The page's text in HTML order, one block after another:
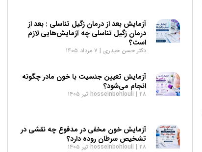
آزمایش بعد از درمان زگیل تناسلی : بعد از
درمان زگیل تناسلی چه آزمایش‌هایی لازم
است؟
دکتر حسن حیدری ۷ مرداد ۱۴۰۵
آزمایش تعیین جنسیت با خون مادر چگونه
انجام می‌شود؟
hosseinbohlouli ۲۸ تیر ۱۴۰۵
آزمایش خون مخفی در مدفوع چه نقشی در
تشخیص سرطان روده دارد؟
hosseinbohlouli ۲۸ تیر ۱۴۰۵